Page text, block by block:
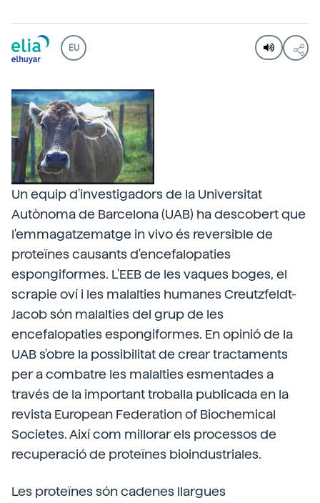
EU
Un equip d'investigadors de la Universitat
Autònoma de Barcelona (UAB) ha descobert que
l'emmagatzematge in vivo és reversible de
proteïnes causants d'encefalopaties
espongiformes. L'EEB de les vaques boges, el
scrapie oví i les malalties humanes Creutzfeldt-
Jacob són malalties del grup de les
encefalopaties espongiformes. En opinió de la
UAB s'obre la possibilitat de crear tractaments
per a combatre les malalties esmentades a
través de la important troballa publicada en la
revista European Federation of Biochemical
Societes. Així com millorar els processos de
recuperació de proteïnes bioindustriales.
Les proteïnes són cadenes llargues